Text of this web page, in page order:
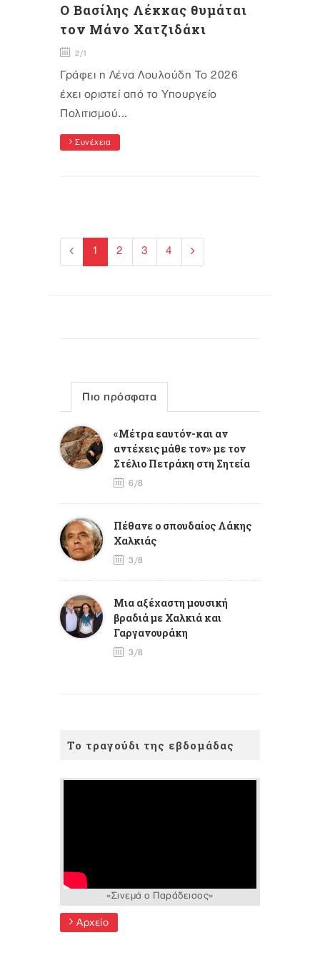
Ο Βασίλης Λέκκας θυμάται
τον Μάνο Χατζιδάκι
2/1
Γράφει η Λένα Λουλούδη Το 2026
έχει οριστεί από το Υπουργείο
Πολιτισμού...
Συνέχεια
1 2 3 4
Πιο πρόσφατα
«Μέτρα εαυτόν-και αν
αντέχεις μάθε τον» με τον
Στέλιο Πετράκη στη Σητεία
6/8
Πέθανε ο σπουδαίος Λάκης
Χαλκιάς
3/8
Mια αξέχαστη μουσική
βραδιά με Χαλκιά και
Γαργανουράκη
3/8
Το τραγούδι της εβδομάδας
«Σινεμά ο Παράδεισος»
Αρχείο